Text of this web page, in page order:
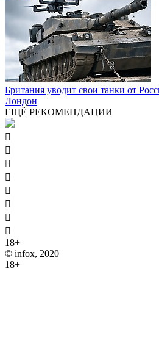
Британия уводит свои танки от
Лондон
ЕЩЁ РЕКОМЕНДАЦИИ








18+
© infox, 2020
18+